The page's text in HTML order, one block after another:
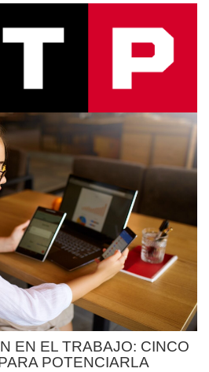
EN EL TRABAJO: CINCO
POTENCIARLA